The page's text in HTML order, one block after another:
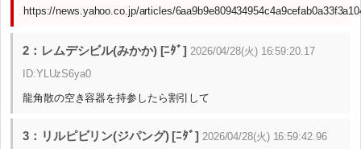
https://news.yahoo.co.jp/articles/
2：レムデシビル(みかか) [ﾆﾀﾞ] 2026/04/28(火) 16:59:20.17
ID:YLUzS6ya0
龍角散の空き容器を持参したら割引して
3：リルピビリン(ジパング) [ﾆﾀﾞ] 2026/04/28(火) 16:59:42.96